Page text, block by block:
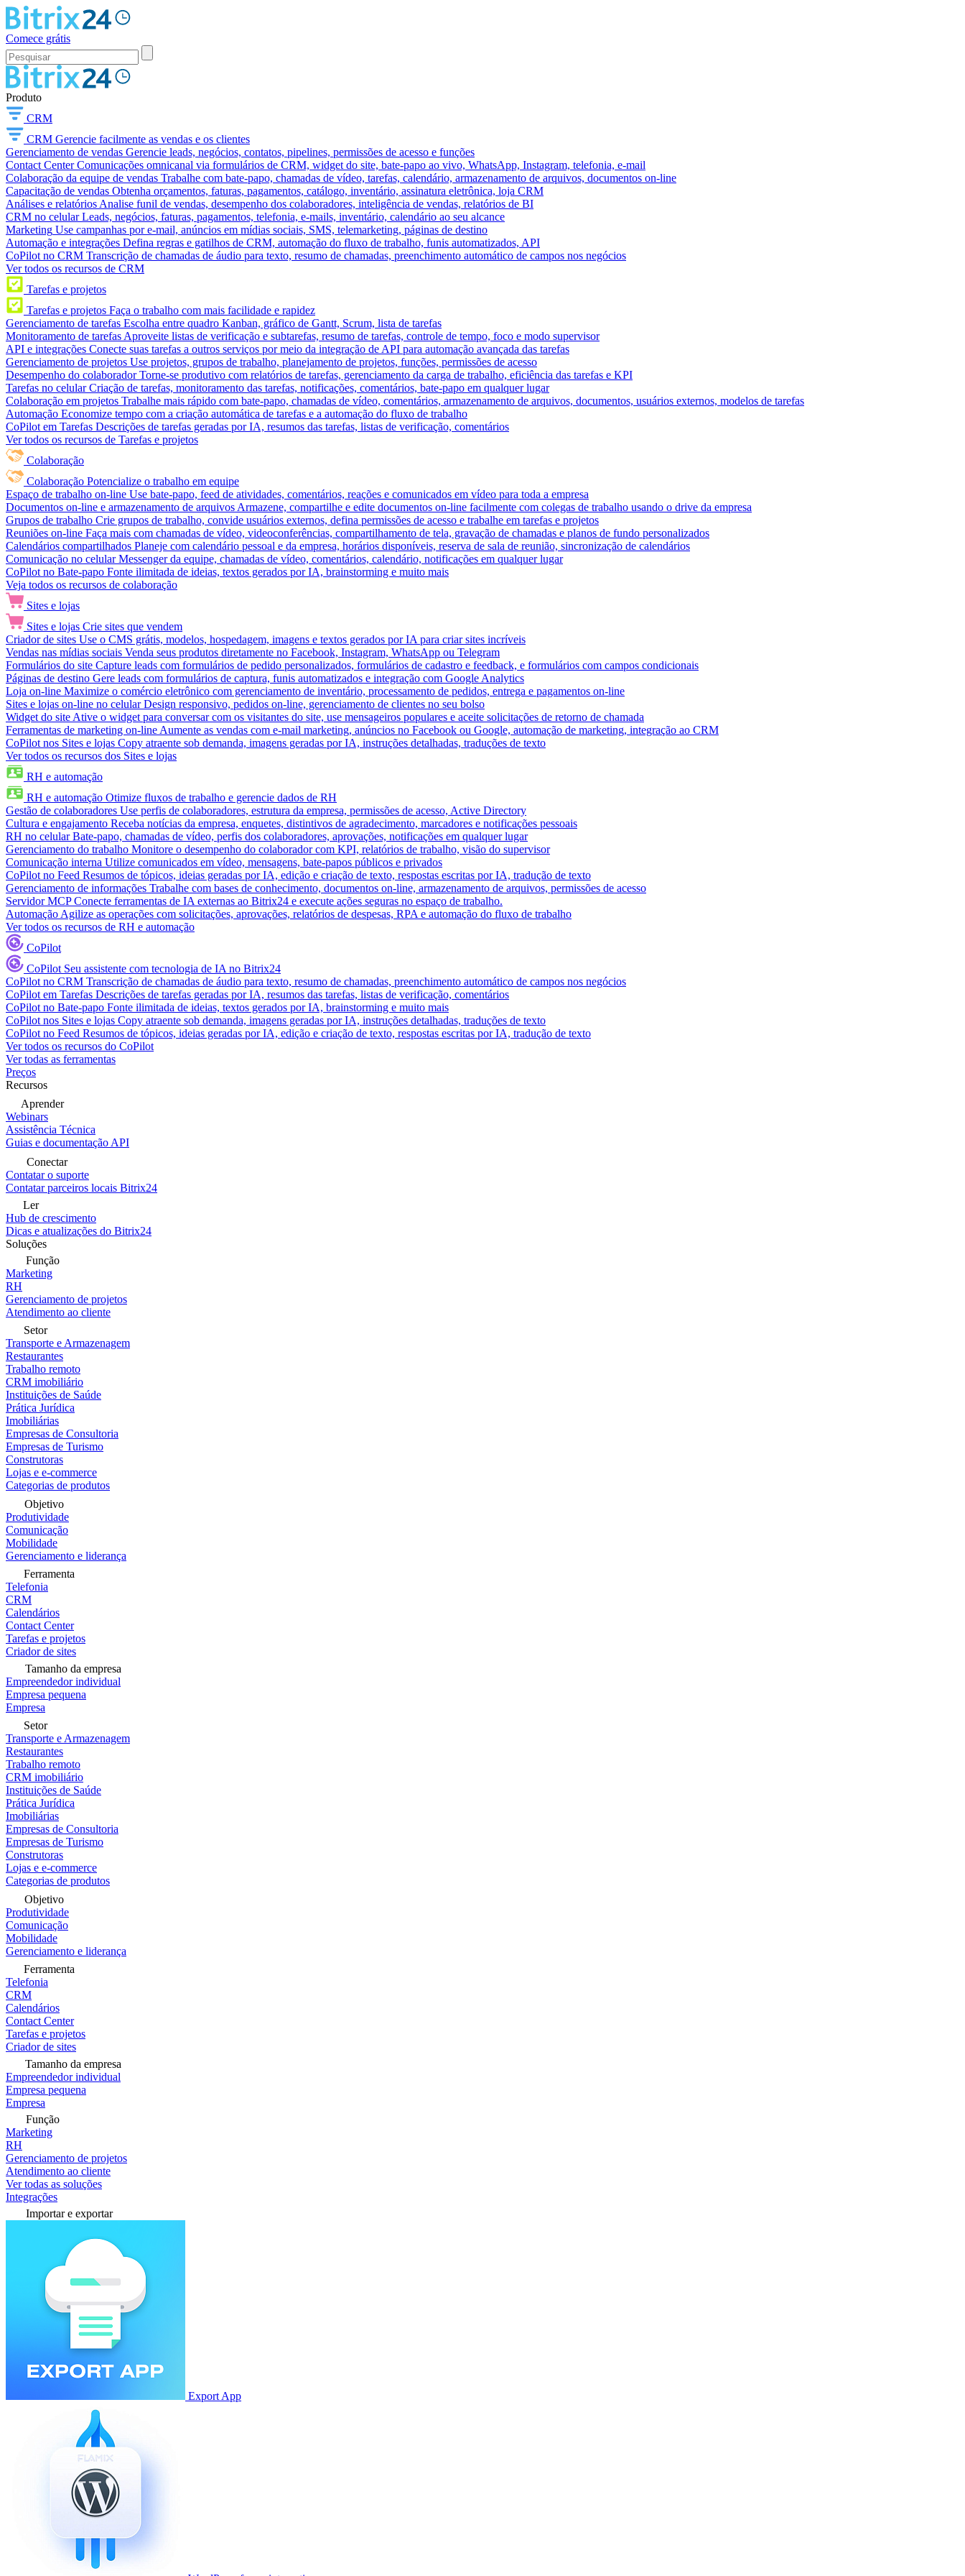
Comece grátis
Produto
CRM
CRM Gerencie facilmente as vendas e os clientes
Gerenciamento de vendas Gerencie leads, negócios, contatos, pipelines, permissões de acesso e funções
Contact Center Comunicações omnicanal via formulários de CRM, widget do site, bate-papo ao vivo, WhatsApp, Instagram, telefonia, e-mail
Colaboração da equipe de vendas Trabalhe com bate-papo, chamadas de vídeo, tarefas, calendário, armazenamento de arquivos, documentos on-line
Capacitação de vendas Obtenha orçamentos, faturas, pagamentos, catálogo, inventário, assinatura eletrônica, loja CRM
Análises e relatórios Analise funil de vendas, desempenho dos colaboradores, inteligência de vendas, relatórios de BI
CRM no celular Leads, negócios, faturas, pagamentos, telefonia, e-mails, inventário, calendário ao seu alcance
Marketing Use campanhas por e-mail, anúncios em mídias sociais, SMS, telemarketing, páginas de destino
Automação e integrações Defina regras e gatilhos de CRM, automação do fluxo de trabalho, funis automatizados, API
CoPilot no CRM Transcrição de chamadas de áudio para texto, resumo de chamadas, preenchimento automático de campos nos negócios
Ver todos os recursos de CRM
Tarefas e projetos
Tarefas e projetos Faça o trabalho com mais facilidade e rapidez
Gerenciamento de tarefas Escolha entre quadro Kanban, gráfico de Gantt, Scrum, lista de tarefas
Monitoramento de tarefas Aproveite listas de verificação e subtarefas, resumo de tarefas, controle de tempo, foco e modo supervisor
API e integrações Conecte suas tarefas a outros serviços por meio da integração de API para automação avançada das tarefas
Gerenciamento de projetos Use projetos, grupos de trabalho, planejamento de projetos, funções, permissões de acesso
Desempenho do colaborador Torne-se produtivo com relatórios de tarefas, gerenciamento da carga de trabalho, eficiência das tarefas e KPI
Tarefas no celular Criação de tarefas, monitoramento das tarefas, notificações, comentários, bate-papo em qualquer lugar
Colaboração em projetos Trabalhe mais rápido com bate-papo, chamadas de vídeo, comentários, armazenamento de arquivos, documentos, usuários externos, modelos de tarefas
Automação Economize tempo com a criação automática de tarefas e a automação do fluxo de trabalho
CoPilot em Tarefas Descrições de tarefas geradas por IA, resumos das tarefas, listas de verificação, comentários
Ver todos os recursos de Tarefas e projetos
Colaboração
Colaboração Potencialize o trabalho em equipe
Espaço de trabalho on-line Use bate-papo, feed de atividades, comentários, reações e comunicados em vídeo para toda a empresa
Documentos on-line e armazenamento de arquivos Armazene, compartilhe e edite documentos on-line facilmente com colegas de trabalho usando o drive da empresa
Grupos de trabalho Crie grupos de trabalho, convide usuários externos, defina permissões de acesso e trabalhe em tarefas e projetos
Reuniões on-line Faça mais com chamadas de vídeo, videoconferências, compartilhamento de tela, gravação de chamadas e planos de fundo personalizados
Calendários compartilhados Planeje com calendário pessoal e da empresa, horários disponíveis, reserva de sala de reunião, sincronização de calendários
Comunicação no celular Messenger da equipe, chamadas de vídeo, comentários, calendário, notificações em qualquer lugar
CoPilot no Bate-papo Fonte ilimitada de ideias, textos gerados por IA, brainstorming e muito mais
Veja todos os recursos de colaboração
Sites e lojas
Sites e lojas Crie sites que vendem
Criador de sites Use o CMS grátis, modelos, hospedagem, imagens e textos gerados por IA para criar sites incríveis
Vendas nas mídias sociais Venda seus produtos diretamente no Facebook, Instagram, WhatsApp ou Telegram
Formulários do site Capture leads com formulários de pedido personalizados, formulários de cadastro e feedback, e formulários com campos condicionais
Páginas de destino Gere leads com formulários de captura, funis automatizados e integração com Google Analytics
Loja on-line Maximize o comércio eletrônico com gerenciamento de inventário, processamento de pedidos, entrega e pagamentos on-line
Sites e lojas on-line no celular Design responsivo, pedidos on-line, gerenciamento de clientes no seu bolso
Widget do site Ative o widget para conversar com os visitantes do site, use mensageiros populares e aceite solicitações de retorno de chamada
Ferramentas de marketing on-line Aumente as vendas com e-mail marketing, anúncios no Facebook ou Google, automação de marketing, integração ao CRM
CoPilot nos Sites e lojas Copy atraente sob demanda, imagens geradas por IA, instruções detalhadas, traduções de texto
Ver todos os recursos dos Sites e lojas
RH e automação
RH e automação Otimize fluxos de trabalho e gerencie dados de RH
Gestão de colaboradores Use perfis de colaboradores, estrutura da empresa, permissões de acesso, Active Directory
Cultura e engajamento Receba notícias da empresa, enquetes, distintivos de agradecimento, marcadores e notificações pessoais
RH no celular Bate-papo, chamadas de vídeo, perfis dos colaboradores, aprovações, notificações em qualquer lugar
Gerenciamento do trabalho Monitore o desempenho do colaborador com KPI, relatórios de trabalho, visão do supervisor
Comunicação interna Utilize comunicados em vídeo, mensagens, bate-papos públicos e privados
CoPilot no Feed Resumos de tópicos, ideias geradas por IA, edição e criação de texto, respostas escritas por IA, tradução de texto
Gerenciamento de informações Trabalhe com bases de conhecimento, documentos on-line, armazenamento de arquivos, permissões de acesso
Servidor MCP Conecte ferramentas de IA externas ao Bitrix24 e execute ações seguras no espaço de trabalho.
Automação Agilize as operações com solicitações, aprovações, relatórios de despesas, RPA e automação do fluxo de trabalho
Ver todos os recursos de RH e automação
CoPilot
CoPilot Seu assistente com tecnologia de IA no Bitrix24
CoPilot no CRM Transcrição de chamadas de áudio para texto, resumo de chamadas, preenchimento automático de campos nos negócios
CoPilot em Tarefas Descrições de tarefas geradas por IA, resumos das tarefas, listas de verificação, comentários
CoPilot no Bate-papo Fonte ilimitada de ideias, textos gerados por IA, brainstorming e muito mais
CoPilot nos Sites e lojas Copy atraente sob demanda, imagens geradas por IA, instruções detalhadas, traduções de texto
CoPilot no Feed Resumos de tópicos, ideias geradas por IA, edição e criação de texto, respostas escritas por IA, tradução de texto
Ver todos os recursos do CoPilot
Ver todas as ferramentas
Preços
Recursos
Aprender
Webinars
Assistência Técnica
Guias e documentação API
Conectar
Contatar o suporte
Contatar parceiros locais Bitrix24
Ler
Hub de crescimento
Dicas e atualizações do Bitrix24
Soluções
Função
Marketing
RH
Gerenciamento de projetos
Atendimento ao cliente
Setor
Transporte e Armazenagem
Restaurantes
Trabalho remoto
CRM imobiliário
Instituições de Saúde
Prática Jurídica
Imobiliárias
Empresas de Consultoria
Empresas de Turismo
Construtoras
Lojas e e-commerce
Categorias de produtos
Objetivo
Produtividade
Comunicação
Mobilidade
Gerenciamento e liderança
Ferramenta
Telefonia
CRM
Calendários
Contact Center
Tarefas e projetos
Criador de sites
Tamanho da empresa
Empreendedor individual
Empresa pequena
Empresa
Setor
Transporte e Armazenagem
Restaurantes
Trabalho remoto
CRM imobiliário
Instituições de Saúde
Prática Jurídica
Imobiliárias
Empresas de Consultoria
Empresas de Turismo
Construtoras
Lojas e e-commerce
Categorias de produtos
Objetivo
Produtividade
Comunicação
Mobilidade
Gerenciamento e liderança
Ferramenta
Telefonia
CRM
Calendários
Contact Center
Tarefas e projetos
Criador de sites
Tamanho da empresa
Empreendedor individual
Empresa pequena
Empresa
Função
Marketing
RH
Gerenciamento de projetos
Atendimento ao cliente
Ver todas as soluções
Integrações
Importar e exportar
Export App